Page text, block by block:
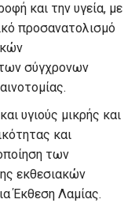
και την υγεία, με
προσανατολισμό
σύγχρονων
υγιούς μικρής και
και
των
εκθεσιακών
Έκθεση Λαμίας.